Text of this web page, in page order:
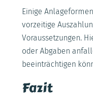
Einige
vorzeitige
Voraussetzungen.
oder Abgaben
beeinträchtigen
Fazit